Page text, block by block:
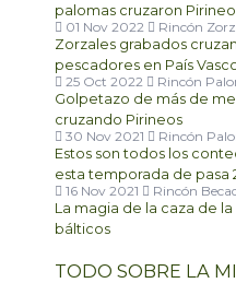
palomas cruzaron
01 Nov 2022
Rincón
Zorzales grabados
pescadores en País
25 Oct 2022
Rincón
Golpetazo de más de
cruzando Pirineos
30 Nov 2021
Rincón
Estos son todos los
esta temporada de pasa
16 Nov 2021
Rincón
La magia de la caza de
bálticos
TODO SOBRE LA